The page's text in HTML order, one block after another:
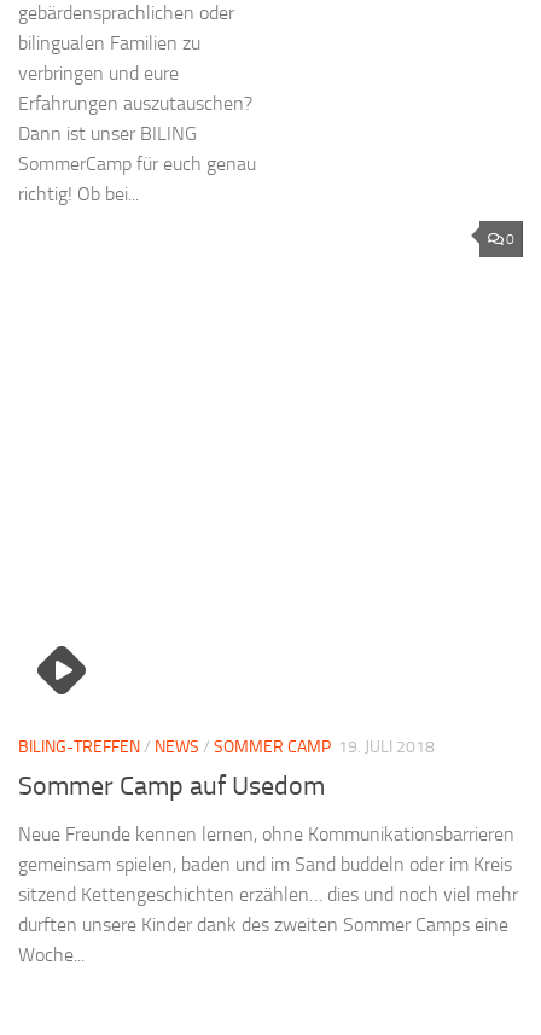
gebärdensprachlichen oder
bilingualen Familien zu
verbringen und eure
Erfahrungen auszutauschen?
Dann ist unser BILING
SommerCamp für euch genau
richtig! Ob bei...
0
BILING-TREFFEN/ NEWS / SOMMER CAMP 19. JULI 2018
Sommer Camp auf Usedom
Neue Freunde kennen lernen, ohne Kommunikationsbarrieren
gemeinsam spielen, baden und im Sand buddeln oder im Kreis
sitzend Kettengeschichten erzählen… dies und noch viel mehr
durften unsere Kinder dank des zweiten Sommer Camps eine
Woche...